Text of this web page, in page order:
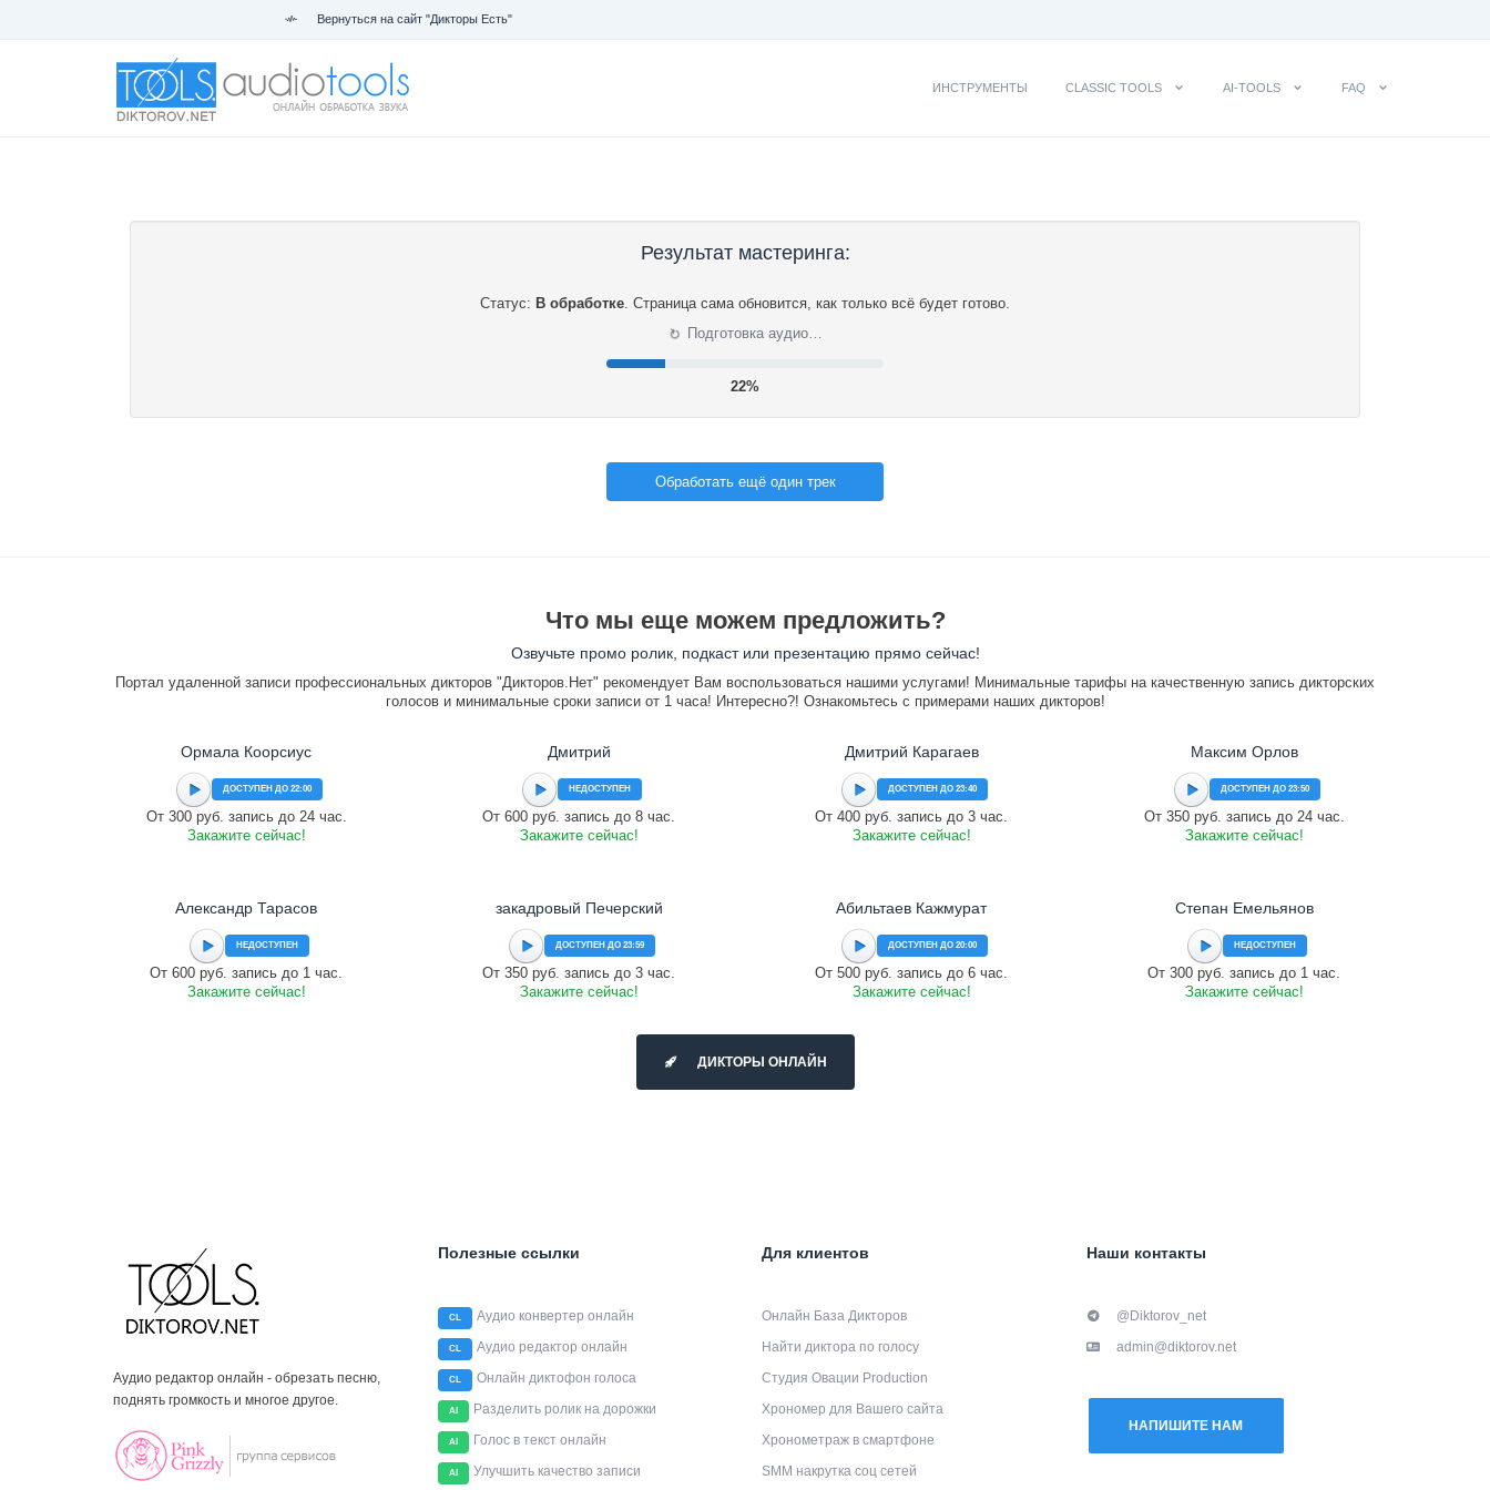
Вернуться на сайт "Дикторы Есть"
ИНСТРУМЕНТЫ CLASSIC TOOLS AI-TOOLS FAQ
Результат мастеринга:
Статус: В обработке. Страница сама обновится, как только всё будет готово.
⟳ Подготовка аудио…
22%
Обработать ещё один трек
Что мы еще можем предложить?
Озвучьте промо ролик, подкаст или презентацию прямо сейчас!
Портал удаленной записи профессиональных дикторов "Дикторов.Нет" рекомендует Вам воспользоваться нашими услугами! Минимальные тарифы на качественную запись дикторских
голосов и минимальные сроки записи от 1 часа! Интересно?! Ознакомьтесь с примерами наших дикторов!
Ормала Коорсиус
ДОСТУПЕН ДО 22:00
От 300 руб. запись до 24 час.
Закажите сейчас!
Дмитрий
НЕДОСТУПЕН
От 600 руб. запись до 8 час.
Закажите сейчас!
Дмитрий Карагаев
ДОСТУПЕН ДО 23:40
От 400 руб. запись до 3 час.
Закажите сейчас!
Максим Орлов
ДОСТУПЕН ДО 23:50
От 350 руб. запись до 24 час.
Закажите сейчас!
Александр Тарасов
НЕДОСТУПЕН
От 600 руб. запись до 1 час.
Закажите сейчас!
закадровый Печерский
ДОСТУПЕН ДО 23:59
От 350 руб. запись до 3 час.
Закажите сейчас!
Абильтаев Кажмурат
ДОСТУПЕН ДО 20:00
От 500 руб. запись до 6 час.
Закажите сейчас!
Степан Емельянов
НЕДОСТУПЕН
От 300 руб. запись до 1 час.
Закажите сейчас!
ДИКТОРЫ ОНЛАЙН
Аудио редактор онлайн - обрезать песню,
поднять громкость и многое другое.
Полезные ссылки
CL Аудио конвертер онлайн
CL Аудио редактор онлайн
CL Онлайн диктофон голоса
AI Разделить ролик на дорожки
AI Голос в текст онлайн
AI Улучшить качество записи
Для клиентов
Онлайн База Дикторов
Найти диктора по голосу
Студия Овации Production
Хрономер для Вашего сайта
Хронометраж в смартфоне
SMM накрутка соц сетей
Наши контакты
@Diktorov_net
admin@diktorov.net
НАПИШИТЕ НАМ